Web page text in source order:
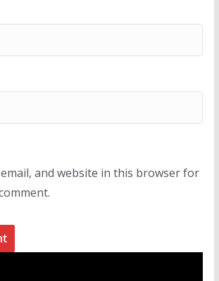
email, and website in this browser for